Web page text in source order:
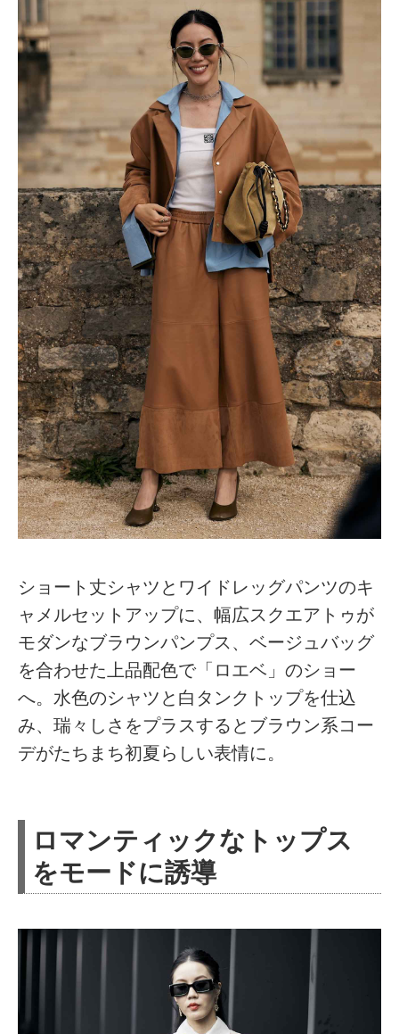
ショート丈シャツとワイドレッグパンツのキ
ャメルセットアップに、幅広スクエアトゥが
モダンなブラウンパンプス、ベージュバッグ
を合わせた上品配色で「ロエベ」のショー
へ。水色のシャツと白タンクトップを仕込
み、瑞々しさをプラスするとブラウン系コー
デがたちまち初夏らしい表情に。
ロマンティックなトップス
をモードに誘導